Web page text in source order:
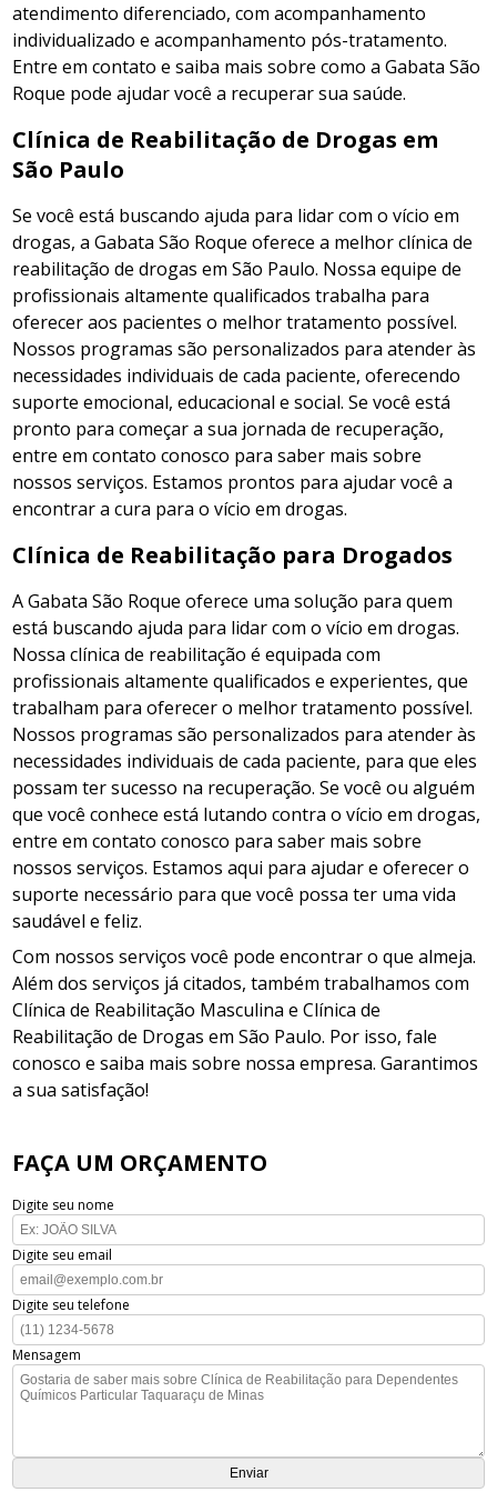
atendimento diferenciado, com acompanhamento
individualizado e acompanhamento pós-tratamento.
Entre em contato e saiba mais sobre como a Gabata São
Roque pode ajudar você a recuperar sua saúde.
Clínica de Reabilitação de Drogas em
São Paulo
Se você está buscando ajuda para lidar com o vício em
drogas, a Gabata São Roque oferece a melhor clínica de
reabilitação de drogas em São Paulo. Nossa equipe de
profissionais altamente qualificados trabalha para
oferecer aos pacientes o melhor tratamento possível.
Nossos programas são personalizados para atender às
necessidades individuais de cada paciente, oferecendo
suporte emocional, educacional e social. Se você está
pronto para começar a sua jornada de recuperação,
entre em contato conosco para saber mais sobre
nossos serviços. Estamos prontos para ajudar você a
encontrar a cura para o vício em drogas.
Clínica de Reabilitação para Drogados
A Gabata São Roque oferece uma solução para quem
está buscando ajuda para lidar com o vício em drogas.
Nossa clínica de reabilitação é equipada com
profissionais altamente qualificados e experientes, que
trabalham para oferecer o melhor tratamento possível.
Nossos programas são personalizados para atender às
necessidades individuais de cada paciente, para que eles
possam ter sucesso na recuperação. Se você ou alguém
que você conhece está lutando contra o vício em drogas,
entre em contato conosco para saber mais sobre
nossos serviços. Estamos aqui para ajudar e oferecer o
suporte necessário para que você possa ter uma vida
saudável e feliz.
Com nossos serviços você pode encontrar o que almeja.
Além dos serviços já citados, também trabalhamos com
Clínica de Reabilitação Masculina e Clínica de
Reabilitação de Drogas em São Paulo. Por isso, fale
conosco e saiba mais sobre nossa empresa. Garantimos
a sua satisfação!
FAÇA UM ORÇAMENTO
Digite seu nome
Digite seu email
Digite seu telefone
Mensagem